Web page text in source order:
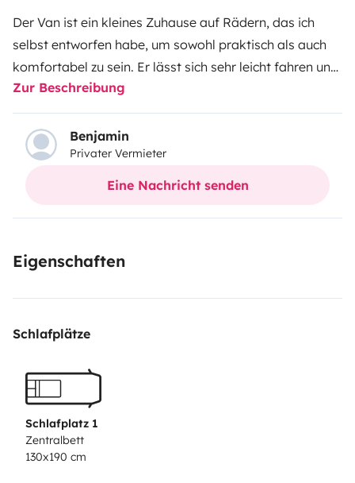
Der Van ist ein kleines Zuhause auf Rädern, das ich
selbst entworfen habe, um sowohl praktisch als auch
komfortabel zu sein. Er lässt sich sehr leicht fahren und
verfügt über einen sechsten Gang, der entspanntes
Fahren auf langen Strecken ermöglicht. Innen kann
man sowohl sitzen als auch liegen, was besonders
angenehm ist, wenn es regnet oder man gemütliche
Abende im Trockenen verbringen möchte. Er bietet
ein echtes Raumgefühl. An unbefestigte Wege
lädt dazu ein, die üblichen Routen zu verlassen.
Zur Beschreibung
Benjamin
Privater Vermieter
Eine Nachricht senden
Eigenschaften
Schlafplätze
Schlafplatz 1
Zentralbett
130x190 cm